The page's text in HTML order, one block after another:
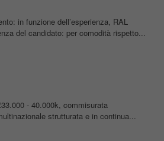
in funzione dell’esperienza, RAL
del candidato: per comodità rispetto...
- 40.000k, commisurata
strutturata e in continua...